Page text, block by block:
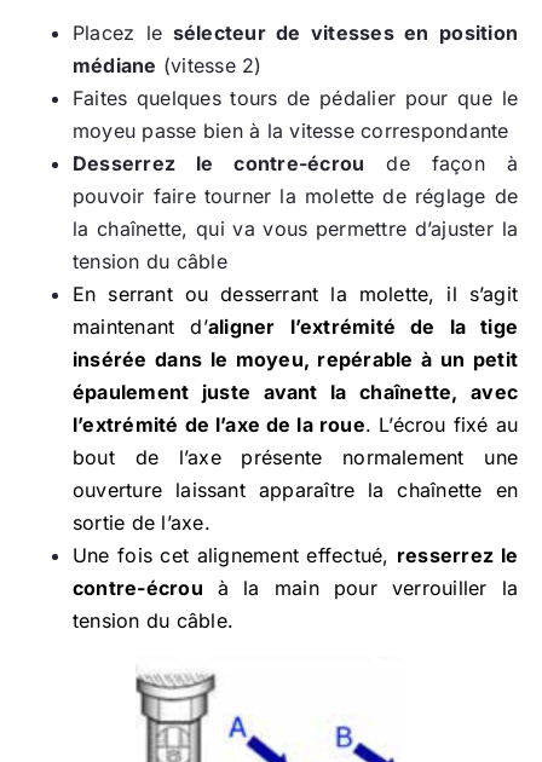
Placez le sélecteur de vitesses en position
médiane (vitesse 2)
Faites quelques tours de pédalier pour que le
moyeu passe bien à la vitesse correspondante
Desserrez le contre-écrou de façon à
pouvoir faire tourner la molette de réglage de
la chaînette, qui va vous permettre d’ajuster la
tension du câble
En serrant ou desserrant la molette, il s’agit
maintenant d’aligner l’extrémité de la tige
insérée dans le moyeu, repérable à un petit
épaulement juste avant la chaînette, avec
l’extrémité de l’axe de la roue. L’écrou fixé au
bout de l’axe présente normalement une
ouverture laissant apparaître la chaînette en
sortie de l’axe.
Une fois cet alignement effectué, resserrez le
contre-écrou à la main pour verrouiller la
tension du câble.